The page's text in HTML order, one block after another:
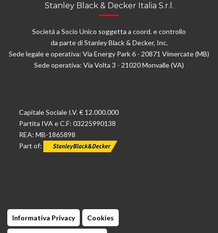
Stanley Black & Decker Italia S.r.l.
Societá a Socio Unico soggetta a coord. e controllo
da parte di Stanley Black & Decker, Inc.
Sede legale e operativa: Via Energy Park 6 - 20871 Vimercate (MB)
Sede operativa: Via Volta 3 - 21020 Monvalle (VA)
Capitale Sociale I.V. € 12.000.000
Partita IVA e C.F: 03225990138
REA: MB-1865898
Part of:
Informativa Privacy Cookies